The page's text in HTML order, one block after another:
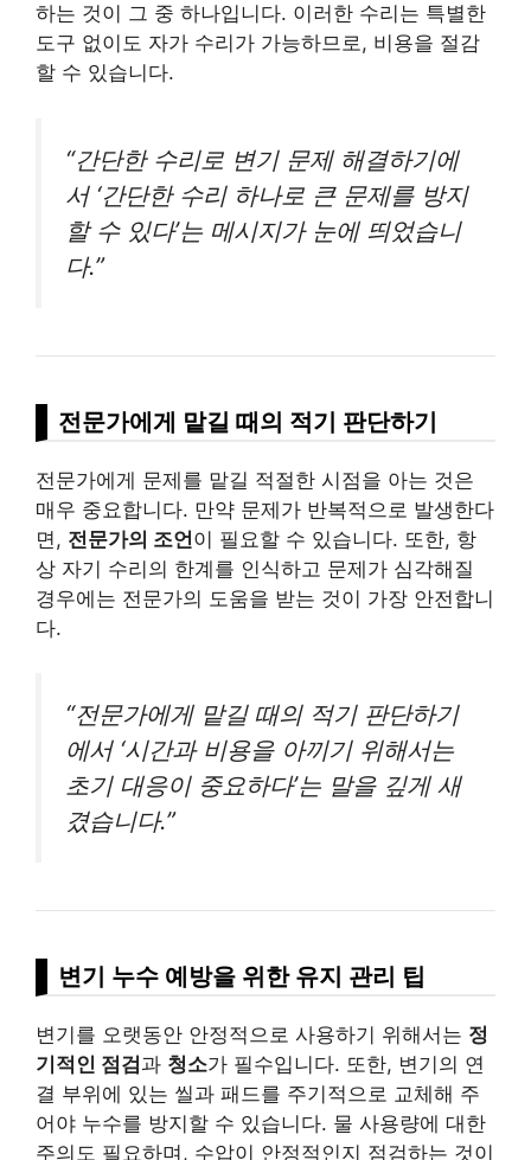
하는 것이 그 중 하나입니다. 이러한 수리는 특별한
도구 없이도 자가 수리가 가능하므로, 비용을 절감
할 수 있습니다.
“간단한 수리로 변기 문제 해결하기에
서 ‘간단한 수리 하나로 큰 문제를 방지
할 수 있다’는 메시지가 눈에 띄었습니
다.”
전문가에게 맡길 때의 적기 판단하기
전문가에게 문제를 맡길 적절한 시점을 아는 것은
매우 중요합니다. 만약 문제가 반복적으로 발생한다
면, 전문가의 조언이 필요할 수 있습니다. 또한, 항
상 자기 수리의 한계를 인식하고 문제가 심각해질
경우에는 전문가의 도움을 받는 것이 가장 안전합니
다.
“전문가에게 맡길 때의 적기 판단하기
에서 ‘시간과 비용을 아끼기 위해서는
초기 대응이 중요하다’는 말을 깊게 새
겼습니다.”
변기 누수 예방을 위한 유지 관리 팁
변기를 오랫동안 안정적으로 사용하기 위해서는 정
기적인 점검 과 청소가 필수입니다. 또한, 변기의 연
결 부위에 있는 씰과 패드를 주기적으로 교체해 주
어야 누수를 방지할 수 있습니다. 물 사용량에 대한
주의도 필요하며, 수압이 안정적인지 점검하는 것이